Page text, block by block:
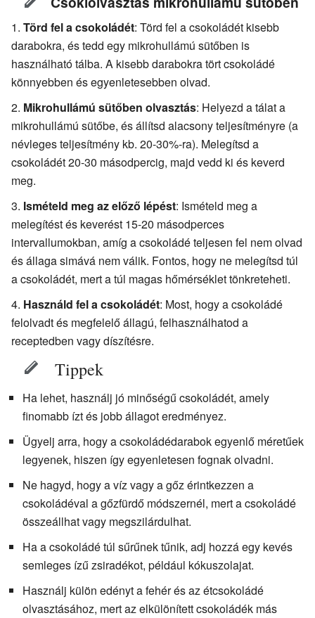
Törd fel a csokoládét: Törd fel a csokoládét kisebb
darabokra, és tedd egy mikrohullámú sütőben is
használható tálba. A kisebb darabokra tört csokoládé
könnyebben és egyenletesebben olvad.
Mikrohullámú sütőben olvasztás: Helyezd a tálat a
mikrohullámú sütőbe, és állítsd alacsony teljesítményre (a
névleges teljesítmény kb. 20-30%-ra). Melegítsd a
csokoládét 20-30 másodpercig, majd vedd ki és keverd
meg.
Ismételd meg az előző lépést: Ismételd meg a
melegítést és keverést 15-20 másodperces
intervallumokban, amíg a csokoládé teljesen fel nem olvad
és állaga simává nem válik. Fontos, hogy ne melegítsd túl
a csokoládét, mert a túl magas hőmérséklet tönkreteheti.
Használd fel a csokoládét: Most, hogy a csokoládé
felolvadt és megfelelő állagú, felhasználhatod a
receptedben vagy díszítésre.
Tippek
Ha lehet, használj jó minőségű csokoládét, amely
finomabb ízt és jobb állagot eredményez.
Ügyelj arra, hogy a csokoládédarabok egyenlő méretűek
legyenek, hiszen így egyenletesen fognak olvadni.
Ne hagyd, hogy a víz vagy a gőz érintkezzen a
csokoládéval a gőzfürdő módszernél, mert a csokoládé
összeállhat vagy megszilárdulhat.
Ha a csokoládé túl sűrűnek tűnik, adj hozzá egy kevés
semleges ízű zsiradékot, például kókuszolajat.
Használj külön edényt a fehér és az étcsokoládé
olvasztásához, mert az elkülönített csokoládék más